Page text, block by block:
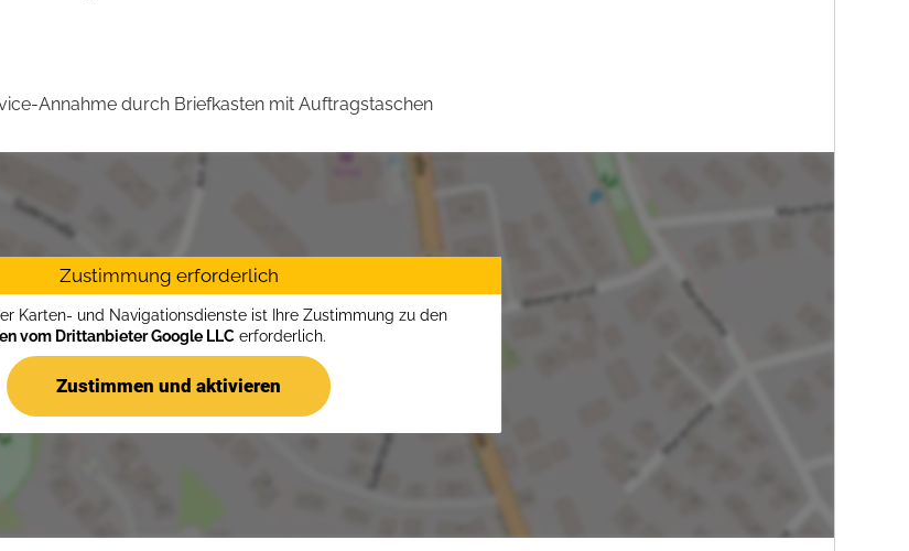
Annahme durch Briefkasten mit Auftragstaschen
Zustimmung erforderlich
Karten- und Navigationsdienste ist Ihre Zustimmung zu den
vom Drittanbieter Google LLC erforderlich.
Zustimmen und aktivieren